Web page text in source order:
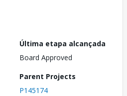
Última etapa alcançada
Board Approved
Parent Projects
P145174